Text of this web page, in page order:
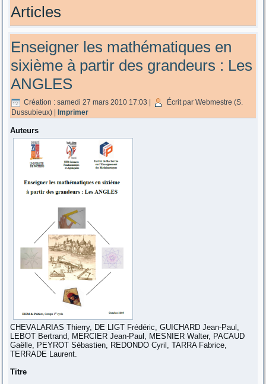
Articles
Enseigner les mathématiques en
sixième à partir des grandeurs : Les
ANGLES
Création : samedi 27 mars 2010 17:03 |
Écrit par Webmestre (S.
Dussubieux) |Imprimer
Auteurs
CHEVALARIAS Thierry, DE LIGT Frédéric, GUICHARD Jean-Paul,
LEBOT Bertrand, MERCIER Jean-Paul, MESNIER Walter, PACAUD
Gaëlle, PEYROT Sébastien, REDONDO Cyril, TARRA Fabrice,
TERRADE Laurent.
Titre